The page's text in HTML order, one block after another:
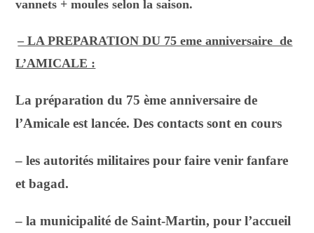
vannets + moules selon la saison.
– LA PREPARATION DU 75 eme anniversaire de
L’AMICALE :
La préparation du 75 ème anniversaire de
l’Amicale est lancée. Des contacts sont en cours
– les autorités militaires pour faire venir fanfare
et bagad.
– la municipalité de Saint-Martin, pour l’accueil